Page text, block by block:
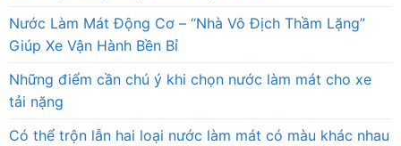
Nước Làm Mát Động Cơ – “Nhà Vô Địch Thầm Lặng”
Giúp Xe Vận Hành Bền Bỉ
Những điểm cần chú ý khi chọn nước làm mát cho xe
tải nặng
Có thể trộn lẫn hai loại nước làm mát có màu khác nhau